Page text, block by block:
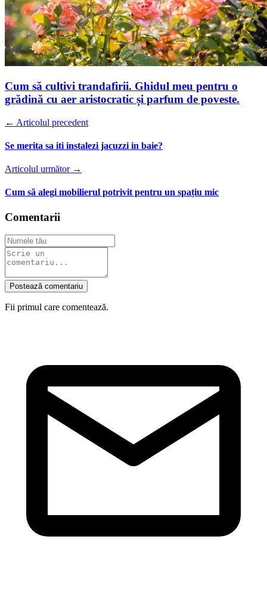
Cum să cultivi trandafirii. Ghidul meu pentru o
grădină cu aer aristocratic și parfum de poveste.
← Articolul precedent
Se merita sa iti instalezi jacuzzi in baie?
Articolul următor →
Cum să alegi mobilierul potrivit pentru un spațiu mic
Comentarii
Postează comentariu
Fii primul care comentează.